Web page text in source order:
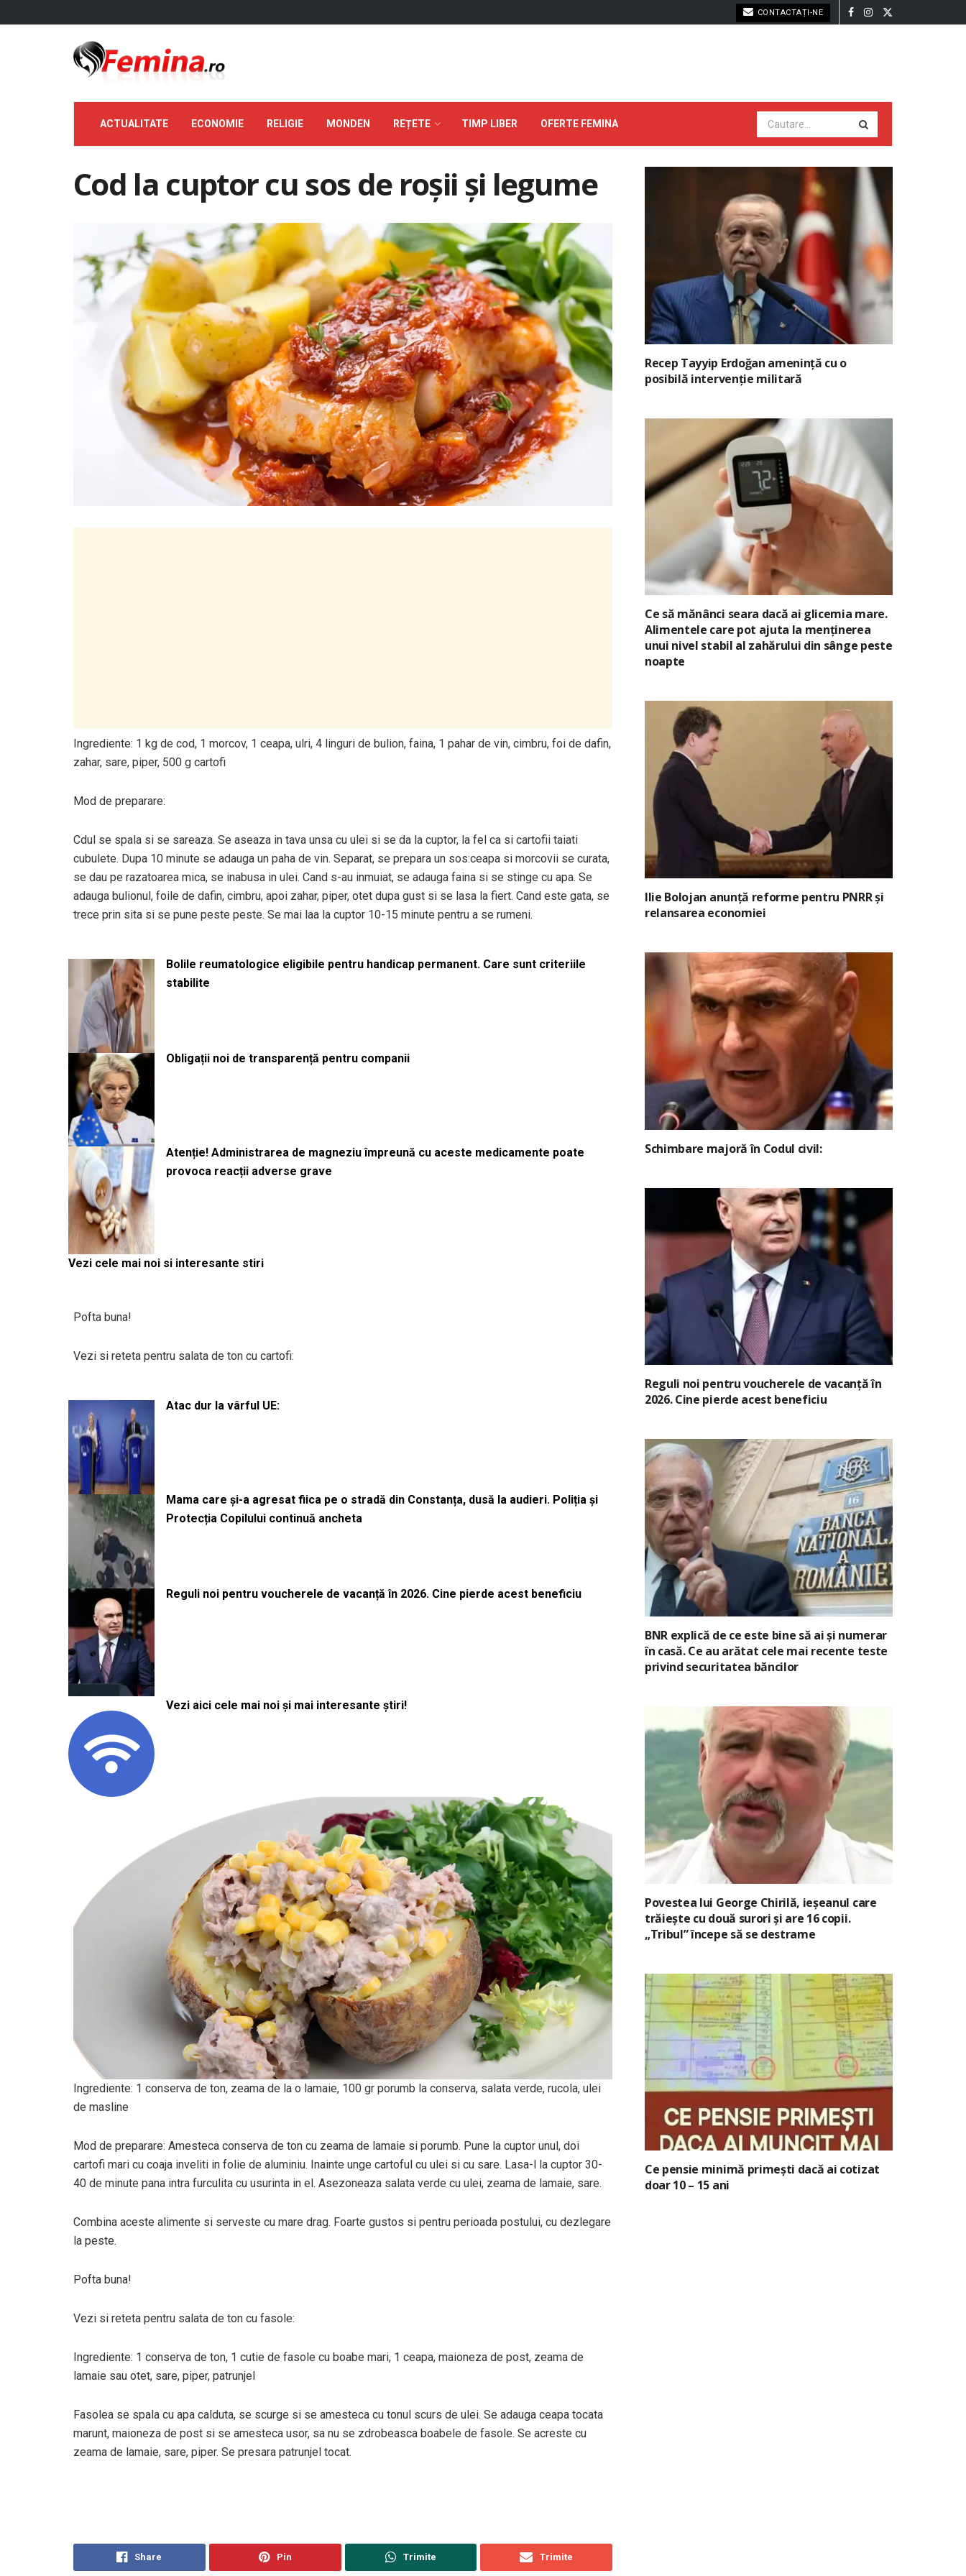
CONTACTAȚI-NE
ACTUALITATE ECONOMIE RELIGIE MONDEN REȚETE TIMP LIBER OFERTE FEMINA
Cod la cuptor cu sos de roșii și legume
Ingrediente: 1 kg de cod, 1 morcov, 1 ceapa, ulri, 4 linguri de bulion, faina, 1 pahar de vin, cimbru, foi de dafin,
zahar, sare, piper, 500 g cartofi
Mod de preparare:
Cdul se spala si se sareaza. Se aseaza in tava unsa cu ulei si se da la cuptor, la fel ca si cartofii taiati
cubulete. Dupa 10 minute se adauga un paha de vin. Separat, se prepara un sos:ceapa si morcovii se curata,
se dau pe razatoarea mica, se inabusa in ulei. Cand s-au inmuiat, se adauga faina si se stinge cu apa. Se
adauga bulionul, foile de dafin, cimbru, apoi zahar, piper, otet dupa gust si se lasa la fiert. Cand este gata, se
trece prin sita si se pune peste peste. Se mai laa la cuptor 10-15 minute pentru a se rumeni.
Bolile reumatologice eligibile pentru handicap permanent. Care sunt criteriile
stabilite
Obligații noi de transparență pentru companii
Atenție! Administrarea de magneziu împreună cu aceste medicamente poate
provoca reacții adverse grave
Vezi cele mai noi si interesante stiri
Pofta buna!
Vezi si reteta pentru salata de ton cu cartofi:
Atac dur la vârful UE:
Mama care și-a agresat fiica pe o stradă din Constanța, dusă la audieri. Poliția și
Protecția Copilului continuă ancheta
Reguli noi pentru voucherele de vacanță în 2026. Cine pierde acest beneficiu
Vezi aici cele mai noi și mai interesante știri!
Ingrediente: 1 conserva de ton, zeama de la o lamaie, 100 gr porumb la conserva, salata verde, rucola, ulei
de masline
Mod de preparare: Amesteca conserva de ton cu zeama de lamaie si porumb. Pune la cuptor unul, doi
cartofi mari cu coaja inveliti in folie de aluminiu. Inainte unge cartoful cu ulei si cu sare. Lasa-l la cuptor 30-
40 de minute pana intra furculita cu usurinta in el. Asezoneaza salata verde cu ulei, zeama de lamaie, sare.
Combina aceste alimente si serveste cu mare drag. Foarte gustos si pentru perioada postului, cu dezlegare
la peste.
Pofta buna!
Vezi si reteta pentru salata de ton cu fasole:
Ingrediente: 1 conserva de ton, 1 cutie de fasole cu boabe mari, 1 ceapa, maioneza de post, zeama de
lamaie sau otet, sare, piper, patrunjel
Fasolea se spala cu apa calduta, se scurge si se amesteca cu tonul scurs de ulei. Se adauga ceapa tocata
marunt, maioneza de post si se amesteca usor, sa nu se zdrobeasca boabele de fasole. Se acreste cu
zeama de lamaie, sare, piper. Se presara patrunjel tocat.
Share Pin Trimite Trimite
Recep Tayyip Erdoğan amenință cu o
posibilă intervenție militară
Ce să mănânci seara dacă ai glicemia mare.
Alimentele care pot ajuta la menținerea
unui nivel stabil al zahărului din sânge peste
noapte
Ilie Bolojan anunță reforme pentru PNRR și
relansarea economiei
Schimbare majoră în Codul civil:
Reguli noi pentru voucherele de vacanță în
2026. Cine pierde acest beneficiu
BNR explică de ce este bine să ai și numerar
în casă. Ce au arătat cele mai recente teste
privind securitatea băncilor
Povestea lui George Chirilă, ieșeanul care
trăiește cu două surori și are 16 copii.
„Tribul” începe să se destrame
Ce pensie minimă primești dacă ai cotizat
doar 10 – 15 ani